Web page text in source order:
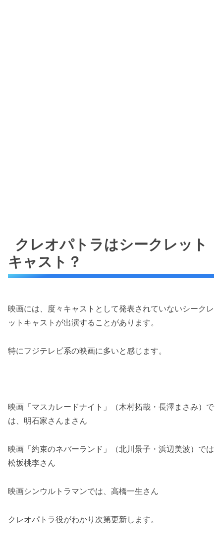
クレオパトラはシークレット
キャスト？
映画には、度々キャストとして発表されていないシークレ
ットキャストが出演することがあります。
特にフジテレビ系の映画に多いと感じます。
映画「マスカレードナイト」（木村拓哉・長澤まさみ）で
は、明石家さんまさん
映画「約束のネバーランド」（北川景子・浜辺美波）では
松坂桃李さん
映画シンウルトラマンでは、高橋一生さん
クレオパトラ役がわかり次第更新します。